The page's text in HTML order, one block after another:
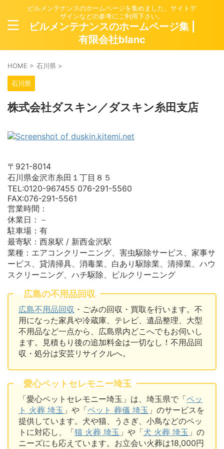
ビルメンテナンスのホームページを集めました。サイトデ
ザインなどの参考にご利用下さい。
ビルメンテナンスのホームページ集 |
有限会社blanc
HOME > 石川県 >
石川県
株式会社ダスキン／ダスキン糸田支店
〒921-8014
石川県金沢市糸田１丁目８５
TEL:0120-967455 076-291-5560
FAX:076-291-5561
営業時間：
休業日：－
駐車場：有
最寄駅：西泉駅 / 新西金沢駅
業種：エアコンクリーニング、害虫駆除サービス、家事サ
ービス、貸清掃具、消毒業、白あり駆除業、清掃業、ハウ
スクリーニング、ハチ駆除、ビルクリーニング
広島の不用品回収
広島不用品回収 ・ごみの回収・買取を行います。不
用になった家具や冷蔵庫、テレビ、遺品整理、大型
不用品など一点から、広島県内どこへでもお伺いし
ます。見積もり後の追加料金は一切なし！不用品回
収・処分は安芸リサイクルへ。
愛心ペットセレモニー埼玉
「愛心ペットセレモニー埼玉」は、埼玉県で「ペッ
ト 火葬 埼玉 」や「ペット 葬儀 埼玉 」のサービスを
提供しています。犬や猫、うさぎ、小鳥などのペッ
トに対応し、「猫 火葬 埼玉 」や「犬 火葬 埼玉 」の
ニーズにも応えています。お立会い火葬は18,000円